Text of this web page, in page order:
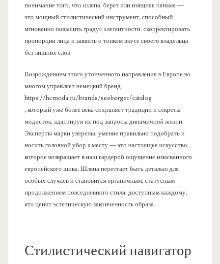
понимание того, что шляпа, берет или изящная панама —
это мощный стилистический инструмент, способный
мгновенно повысить градус элегантности, скорректировать
пропорции лица и заявить о тонком вкусе своего владельца
без лишних слов.
Возрождением этого утонченного направления в Европе во
многом управляет немецкий бренд
https://hcmoda.ru/brands/seeberger/catalog
, который уже более века сохраняет традиции и секреты
модисток, адаптируя их под запросы динамичной жизни.
Эксперты марки уверены: умение правильно подобрать и
носить головной убор к месту — это настоящее искусство,
которое возвращает в наш гардероб ощущение изысканного
европейского шика. Шляпа перестает быть деталью для
особых случаев и становится органичным, статусным
продолжением повседневного стиля, доступным каждому,
кто ценит эстетическую законченность образа.
Стилистический навигатор